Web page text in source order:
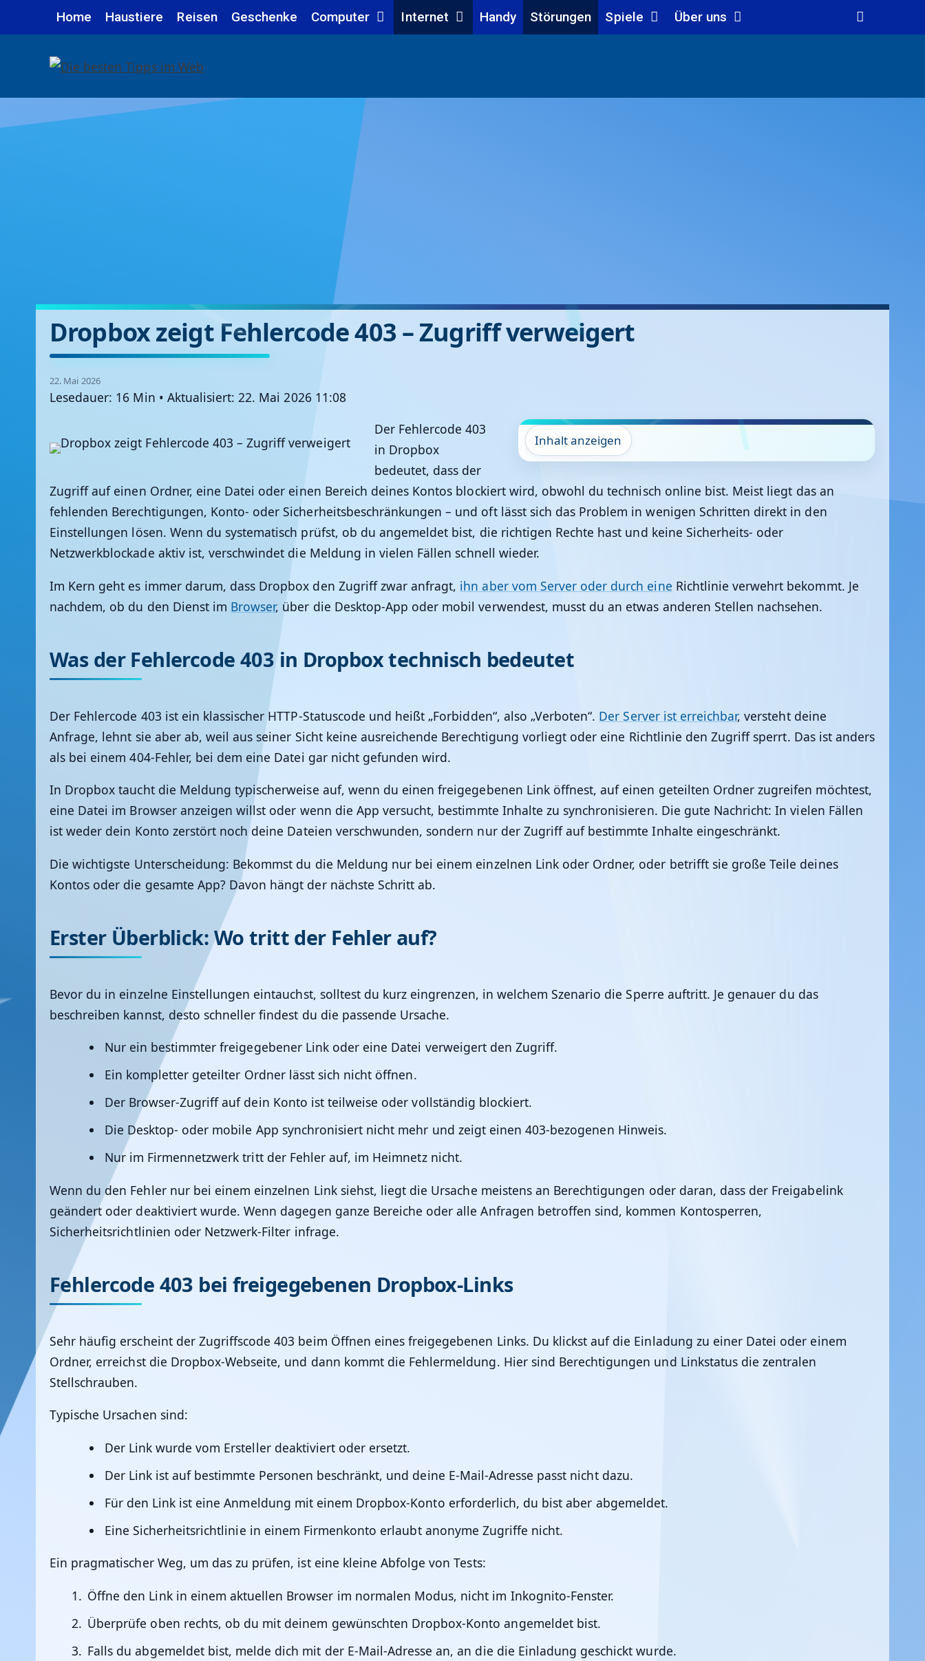
Inhalt
Home Haustiere Reisen Geschenke Computer Internet Handy Störungen Spiele Über uns
Dropbox zeigt Fehlercode 403 – Zugriff verweigert
22. Mai 2026
Lesedauer: 16 Min • Aktualisiert: 22. Mai 2026 11:08
Inhalt anzeigen
Der Fehlercode 403
in Dropbox
bedeutet, dass der
Zugriff auf einen Ordner, eine Datei oder einen Bereich deines Kontos blockiert wird, obwohl du technisch online bist. Meist liegt das an
fehlenden Berechtigungen, Konto- oder Sicherheitsbeschränkungen – und oft lässt sich das Problem in wenigen Schritten direkt in den
Einstellungen lösen. Wenn du systematisch prüfst, ob du angemeldet bist, die richtigen Rechte hast und keine Sicherheits- oder
Netzwerkblockade aktiv ist, verschwindet die Meldung in vielen Fällen schnell wieder.
Im Kern geht es immer darum, dass Dropbox den Zugriff zwar anfragt, ihn aber vom Server oder durch eine Richtlinie verwehrt bekommt. Je
nachdem, ob du den Dienst im Browser, über die Desktop-App oder mobil verwendest, musst du an etwas anderen Stellen nachsehen.
Was der Fehlercode 403 in Dropbox technisch bedeutet
Der Fehlercode 403 ist ein klassischer HTTP-Statuscode und heißt „Forbidden“, also „Verboten“. Der Server ist erreichbar, versteht deine
Anfrage, lehnt sie aber ab, weil aus seiner Sicht keine ausreichende Berechtigung vorliegt oder eine Richtlinie den Zugriff sperrt. Das ist anders
als bei einem 404-Fehler, bei dem eine Datei gar nicht gefunden wird.
In Dropbox taucht die Meldung typischerweise auf, wenn du einen freigegebenen Link öffnest, auf einen geteilten Ordner zugreifen möchtest,
eine Datei im Browser anzeigen willst oder wenn die App versucht, bestimmte Inhalte zu synchronisieren. Die gute Nachricht: In vielen Fällen
ist weder dein Konto zerstört noch deine Dateien verschwunden, sondern nur der Zugriff auf bestimmte Inhalte eingeschränkt.
Die wichtigste Unterscheidung: Bekommst du die Meldung nur bei einem einzelnen Link oder Ordner, oder betrifft sie große Teile deines
Kontos oder die gesamte App? Davon hängt der nächste Schritt ab.
Erster Überblick: Wo tritt der Fehler auf?
Bevor du in einzelne Einstellungen eintauchst, solltest du kurz eingrenzen, in welchem Szenario die Sperre auftritt. Je genauer du das
beschreiben kannst, desto schneller findest du die passende Ursache.
Nur ein bestimmter freigegebener Link oder eine Datei verweigert den Zugriff.
Ein kompletter geteilter Ordner lässt sich nicht öffnen.
Der Browser-Zugriff auf dein Konto ist teilweise oder vollständig blockiert.
Die Desktop- oder mobile App synchronisiert nicht mehr und zeigt einen 403-bezogenen Hinweis.
Nur im Firmennetzwerk tritt der Fehler auf, im Heimnetz nicht.
Wenn du den Fehler nur bei einem einzelnen Link siehst, liegt die Ursache meistens an Berechtigungen oder daran, dass der Freigabelink
geändert oder deaktiviert wurde. Wenn dagegen ganze Bereiche oder alle Anfragen betroffen sind, kommen Kontosperren,
Sicherheitsrichtlinien oder Netzwerk-Filter infrage.
Fehlercode 403 bei freigegebenen Dropbox-Links
Sehr häufig erscheint der Zugriffscode 403 beim Öffnen eines freigegebenen Links. Du klickst auf die Einladung zu einer Datei oder einem
Ordner, erreichst die Dropbox-Webseite, und dann kommt die Fehlermeldung. Hier sind Berechtigungen und Linkstatus die zentralen
Stellschrauben.
Typische Ursachen sind:
Der Link wurde vom Ersteller deaktiviert oder ersetzt.
Der Link ist auf bestimmte Personen beschränkt, und deine E-Mail-Adresse passt nicht dazu.
Für den Link ist eine Anmeldung mit einem Dropbox-Konto erforderlich, du bist aber abgemeldet.
Eine Sicherheitsrichtlinie in einem Firmenkonto erlaubt anonyme Zugriffe nicht.
Ein pragmatischer Weg, um das zu prüfen, ist eine kleine Abfolge von Tests:
Öffne den Link in einem aktuellen Browser im normalen Modus, nicht im Inkognito-Fenster.
Überprüfe oben rechts, ob du mit deinem gewünschten Dropbox-Konto angemeldet bist.
Falls du abgemeldet bist, melde dich mit der E-Mail-Adresse an, an die die Einladung geschickt wurde.